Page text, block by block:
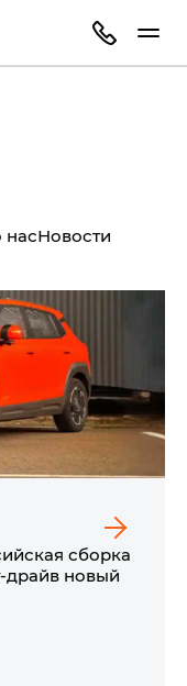
Новости
сборка
драйв новый